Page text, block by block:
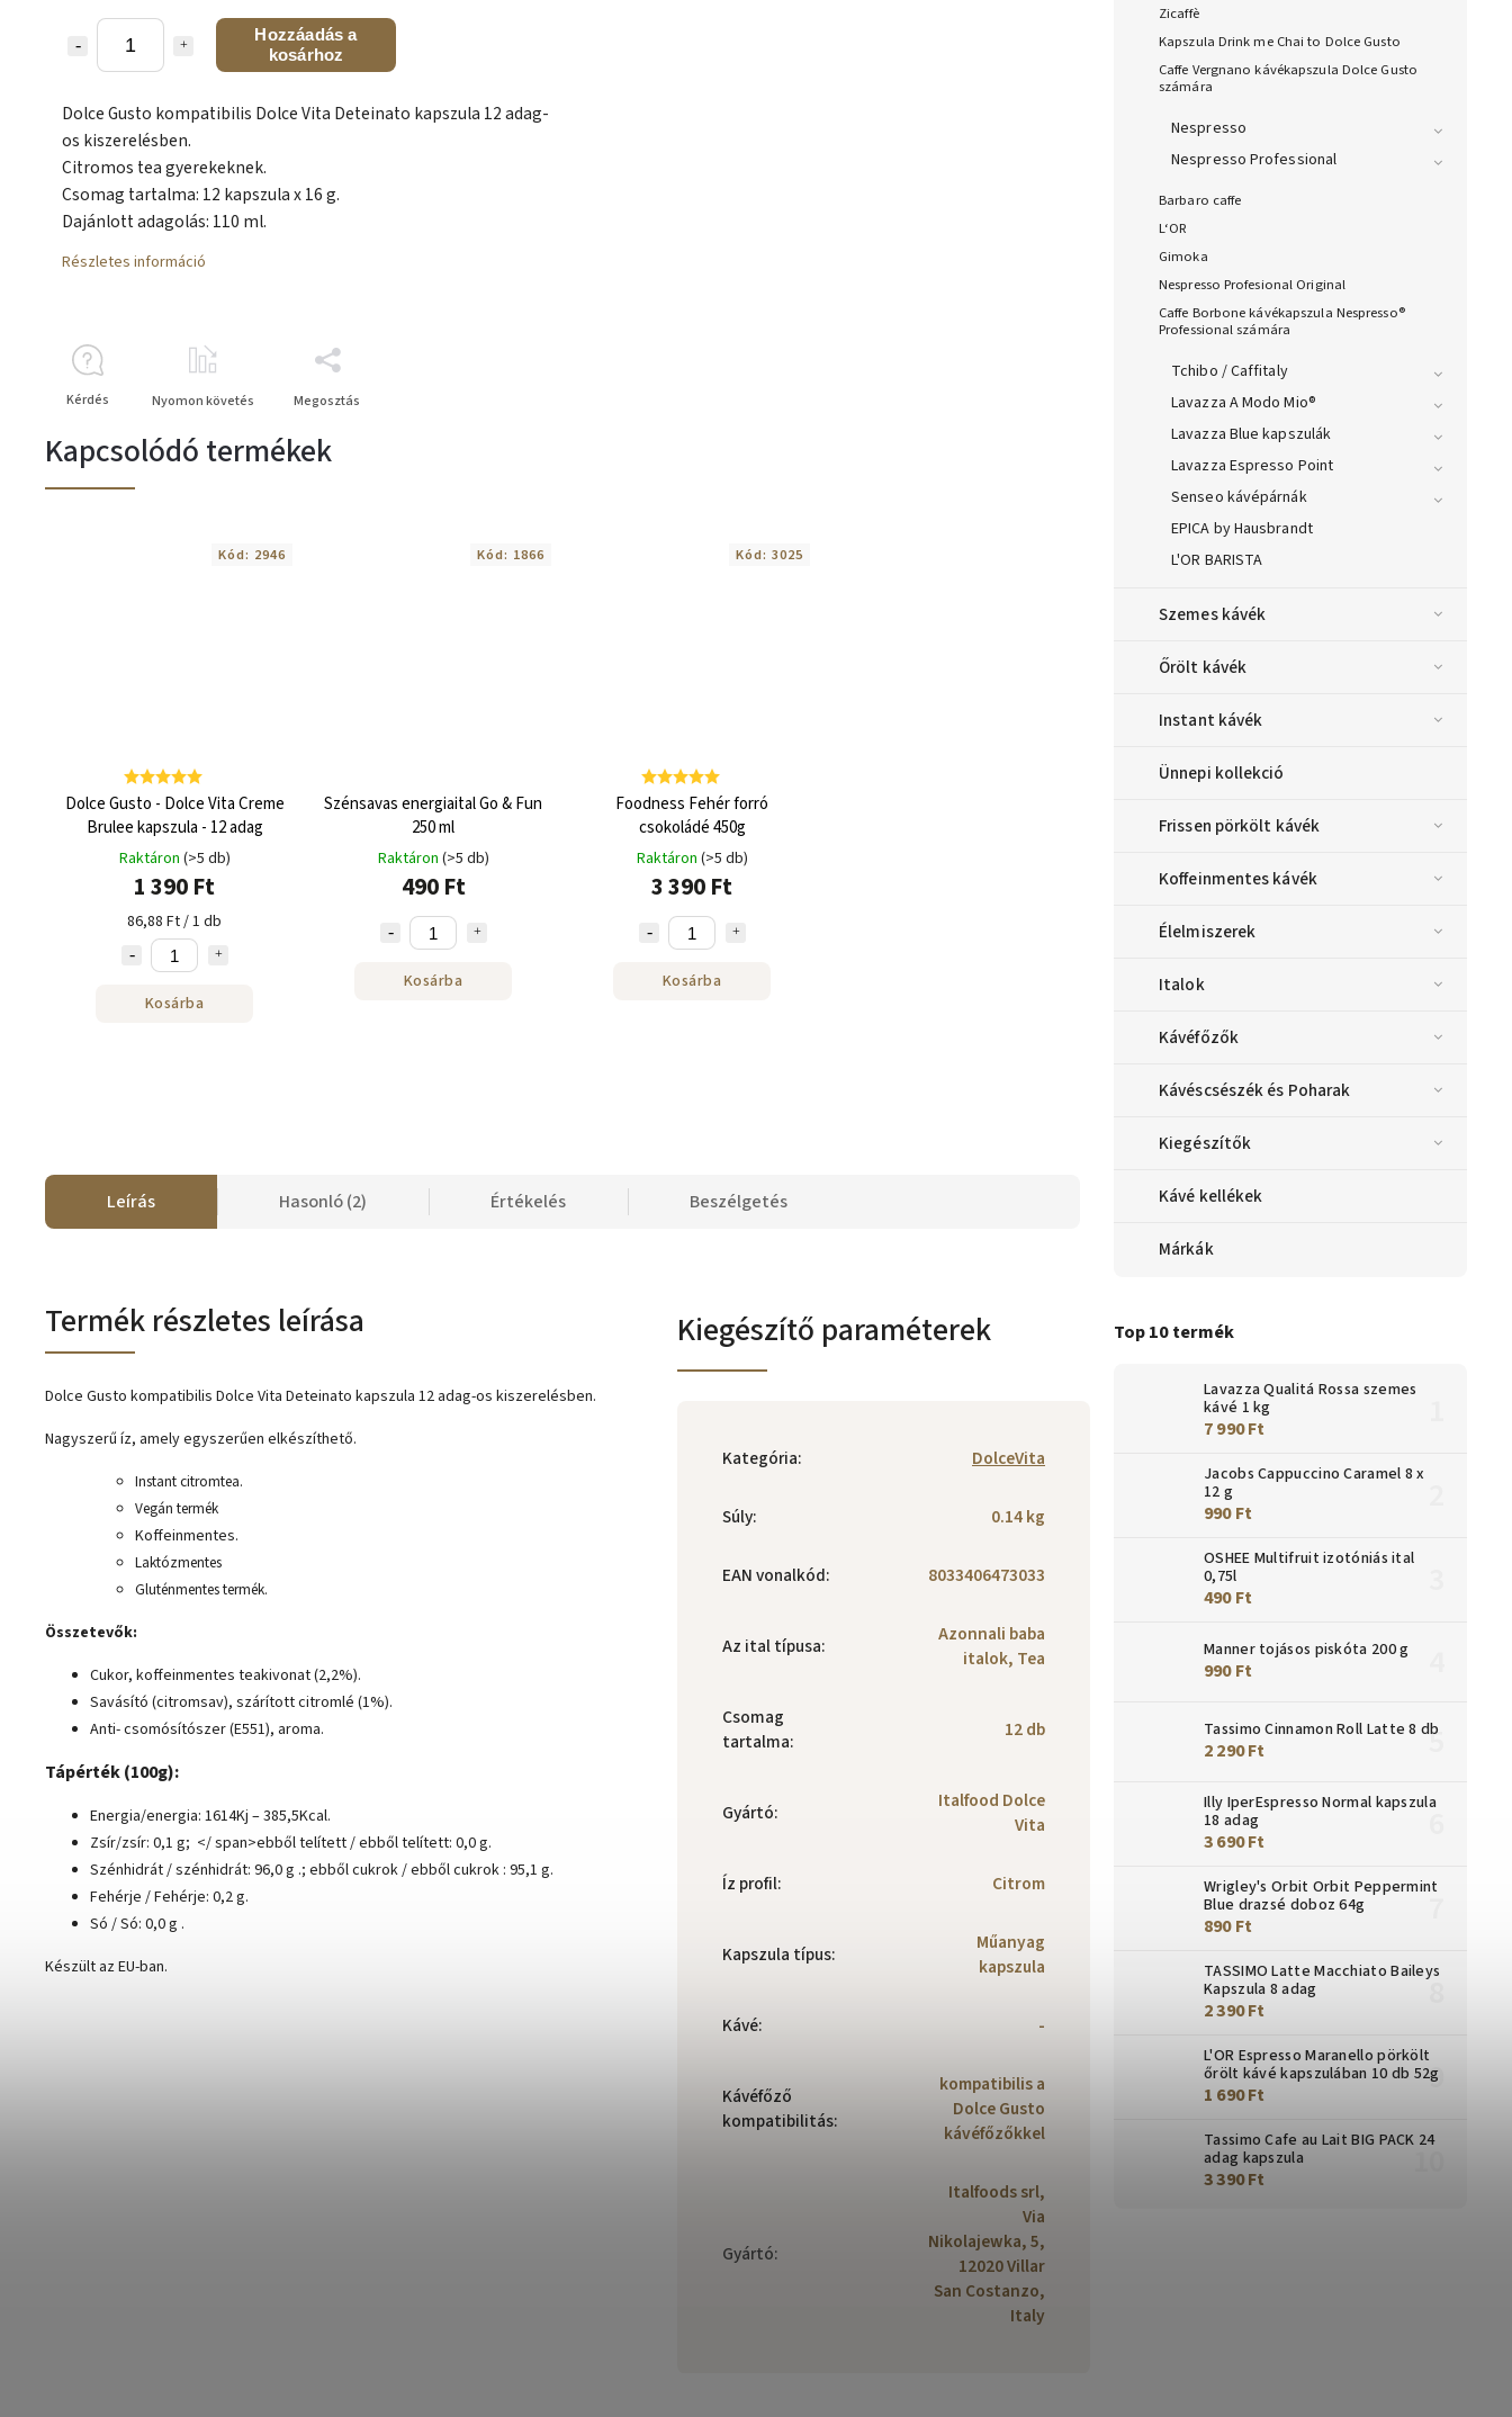
Zicaffè
Kapszula Drink me Chai to Dolce Gusto
Caffe Vergnano kávékapszula Dolce Gusto
számára
Nespresso
Nespresso Professional
Barbaro caffe
L‘OR
Gimoka
Nespresso Profesional Original
Caffe Borbone kávékapszula Nespresso®
Professional számára
Tchibo / Caffitaly
Lavazza A Modo Mio®
Lavazza Blue kapszulák
Lavazza Espresso Point
Senseo kávépárnák
EPICA by Hausbrandt
L'OR BARISTA
Szemes kávék
Őrölt kávék
Instant kávék
Ünnepi kollekció
Frissen pörkölt kávék
Koffeinmentes kávék
Élelmiszerek
Italok
Kávéfőzők
Kávéscsészék és Poharak
Kiegészítők
Kávé kellékek
Márkák
Top 10 termék
Lavazza Qualitá Rossa szemes
kávé 1 kg
7 990 Ft
Jacobs Cappuccino Caramel 8 x
12 g
990 Ft
OSHEE Multifruit izotóniás ital
0,75l
490 Ft
Manner tojásos piskóta 200 g
990 Ft
Tassimo Cinnamon Roll Latte 8 db
2 290 Ft
Illy IperEspresso Normal kapszula
18 adag
3 690 Ft
Wrigley's Orbit Orbit Peppermint
Blue drazsé doboz 64g
890 Ft
TASSIMO Latte Macchiato Baileys
Kapszula 8 adag
2 390 Ft
L'OR Espresso Maranello pörkölt
őrölt kávé kapszulában 10 db 52g
1 690 Ft
Tassimo Cafe au Lait BIG PACK 24
adag kapszula
3 390 Ft
Hozzáadás a
kosárhoz
Dolce Gusto kompatibilis Dolce Vita Deteinato kapszula 12 adag-
os kiszerelésben.
Citromos tea gyerekeknek.
Csomag tartalma: 12 kapszula x 16 g.
Dajánlott adagolás: 110 ml.
Részletes információ
Kérdés Nyomon követés Megosztás
Kapcsolódó termékek
Dolce Gusto - Dolce Vita Creme
Brulee kapszula - 12 adag
Raktáron (>5 db)
1 390 Ft
86,88 Ft / 1 db
Kosárba
Kód: 2946
Szénsavas energiaital Go & Fun
250 ml
Raktáron (>5 db)
490 Ft
Kosárba
Kód: 1866
Foodness Fehér forró
csokoládé 450g
Raktáron (>5 db)
3 390 Ft
Kosárba
Kód: 3025
Leírás Hasonló (2) Értékelés Beszélgetés
Termék részletes leírása
Dolce Gusto kompatibilis Dolce Vita Deteinato kapszula 12 adag-os kiszerelésben.
Nagyszerű íz, amely egyszerűen elkészíthető.
Instant citromtea.
Vegán termék
Koffeinmentes.
Laktózmentes
Gluténmentes termék.
Összetevők:
Cukor, koffeinmentes teakivonat (2,2%).
Savásító (citromsav), szárított citromlé (1%).
Anti- csomósítószer (E551), aroma.
Tápérték (100g):
Energia/energia: 1614Kj – 385,5Kcal.
Zsír/zsír: 0,1 g; </ span>ebből telített / ebből telített: 0,0 g.
Szénhidrát / szénhidrát: 96,0 g .; ebből cukrok / ebből cukrok : 95,1 g.
Fehérje / Fehérje: 0,2 g.
Só / Só: 0,0 g .
Készült az EU-ban.
Kiegészítő paraméterek
Kategória: DolceVita
Súly: 0.14 kg
EAN vonalkód: 8033406473033
Az ital típusa:
Azonnali baba
italok, Tea
Csomag
tartalma: 12 db
Gyártó:
Italfood Dolce
Vita
Íz profil: Citrom
Kapszula típus:
Műanyag
kapszula
Kávé: -
Kávéfőző
kompatibilitás:
kompatibilis a
Dolce Gusto
kávéfőzőkkel
Gyártó:
Italfoods srl,
Via
Nikolajewka, 5,
12020 Villar
San Costanzo,
Italy